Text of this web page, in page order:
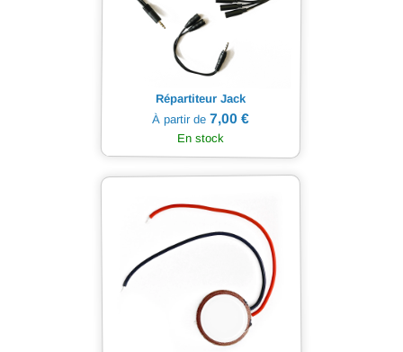
Répartiteur Jack
À partir de7,00 €
En stock